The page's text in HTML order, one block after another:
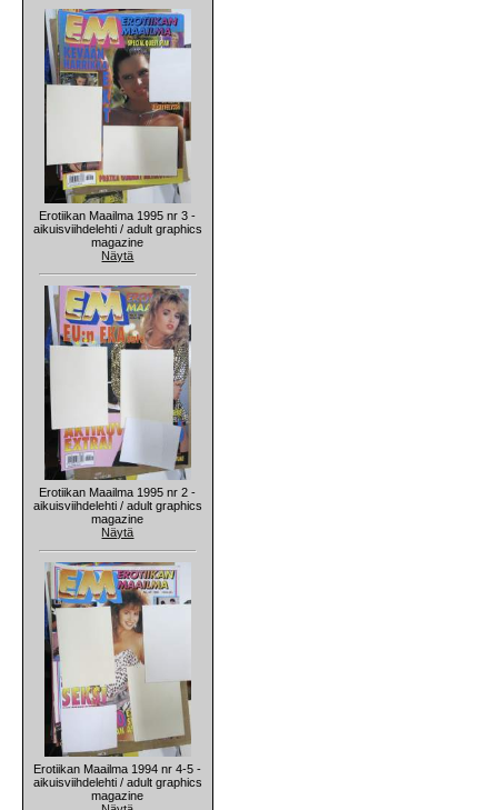
Erotiikan Maailma 1995 nr 3 -
aikuisviihdelehti / adult graphics
magazine
Näytä
Erotiikan Maailma 1995 nr 2 -
aikuisviihdelehti / adult graphics
magazine
Näytä
Erotiikan Maailma 1994 nr 4-5 -
aikuisviihdelehti / adult graphics
magazine